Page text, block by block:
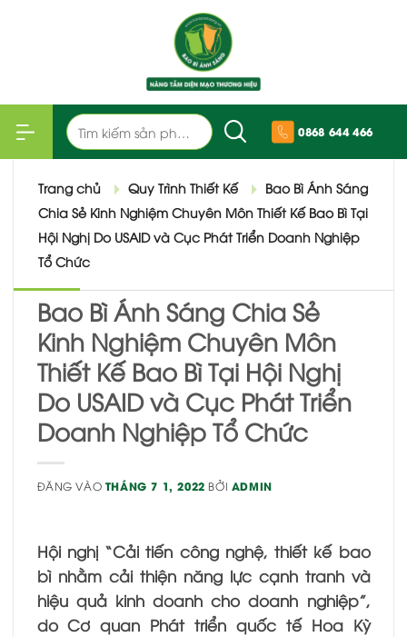
Tìm
kiếm:
0868 644 466
Trang chủ Quy Trình Thiết Kế
Bao Bì Ánh Sáng
Chia Sẻ Kinh Nghiệm Chuyên Môn Thiết Kế Bao Bì Tại
Hội Nghị Do USAID và Cục Phát Triển Doanh Nghiệp
Tổ Chức
Bao Bì Ánh Sáng Chia Sẻ
Kinh Nghiệm Chuyên Môn
Thiết Kế Bao Bì Tại Hội Nghị
Do USAID và Cục Phát Triển
Doanh Nghiệp Tổ Chức
ĐĂNG VÀO THÁNG 7 1, 2022 BỞI ADMIN
Hội nghị “Cải tiến công nghệ, thiết kế bao
bì nhằm cải thiện năng lực cạnh tranh và
hiệu quả kinh doanh cho doanh nghiệp”,
do Cơ quan Phát triển quốc tế Hoa Kỳ